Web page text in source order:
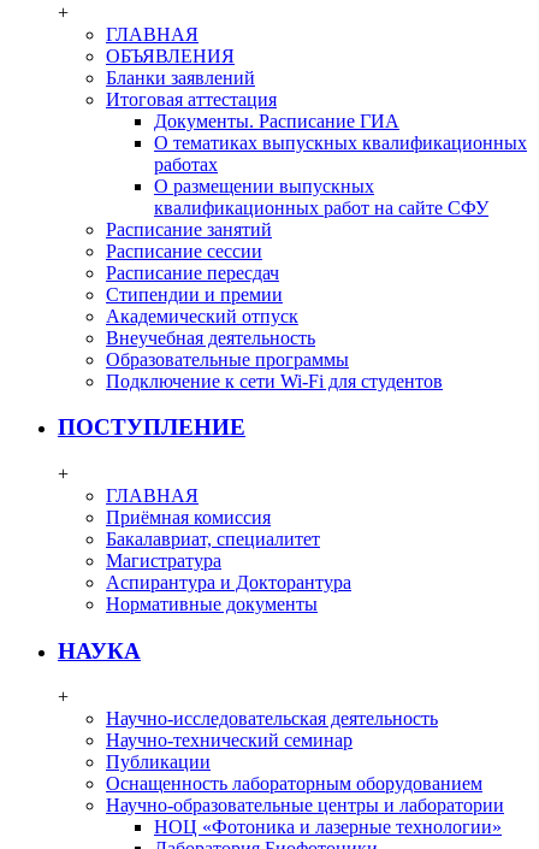
+
ГЛАВНАЯ
ОБЪЯВЛЕНИЯ
Бланки заявлений
Итоговая аттестация
Документы. Расписание ГИА
О тематиках выпускных квалификационных
работах
О размещении выпускных
квалификационных работ на сайте СФУ
Расписание занятий
Расписание сессии
Расписание пересдач
Стипендии и премии
Академический отпуск
Внеучебная деятельность
Образовательные программы
Подключение к сети Wi-Fi для студентов
ПОСТУПЛЕНИЕ
+
ГЛАВНАЯ
Приёмная комиссия
Бакалавриат, специалитет
Магистратура
Аспирантура и Докторантура
Нормативные документы
НАУКА
+
Научно-исследовательская деятельность
Научно-технический семинар
Публикации
Оснащенность лабораторным оборудованием
Научно-образовательные центры и лаборатории
НОЦ «Фотоника и лазерные технологии»